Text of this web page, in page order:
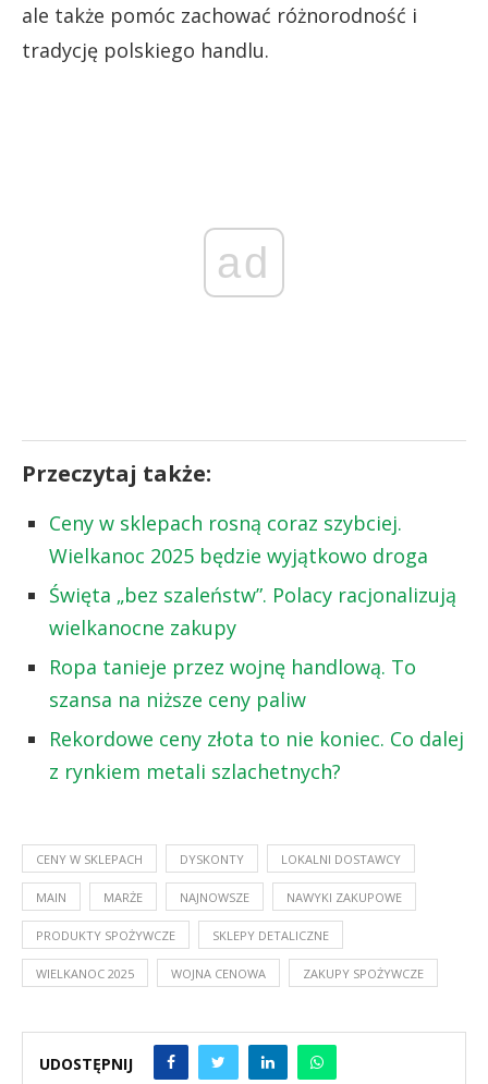
ale także pomóc zachować różnorodność i
tradycję polskiego handlu.
ad
Przeczytaj także:
Ceny w sklepach rosną coraz szybciej.
Wielkanoc 2025 będzie wyjątkowo droga
Święta „bez szaleństw”. Polacy racjonalizują
wielkanocne zakupy
Ropa tanieje przez wojnę handlową. To
szansa na niższe ceny paliw
Rekordowe ceny złota to nie koniec. Co dalej
z rynkiem metali szlachetnych?
CENY W SKLEPACH DYSKONTY LOKALNI DOSTAWCY
MAIN MARŻE NAJNOWSZE NAWYKI ZAKUPOWE
PRODUKTY SPOŻYWCZE SKLEPY DETALICZNE
WIELKANOC 2025 WOJNA CENOWA ZAKUPY SPOŻYWCZE
UDOSTĘPNIJ